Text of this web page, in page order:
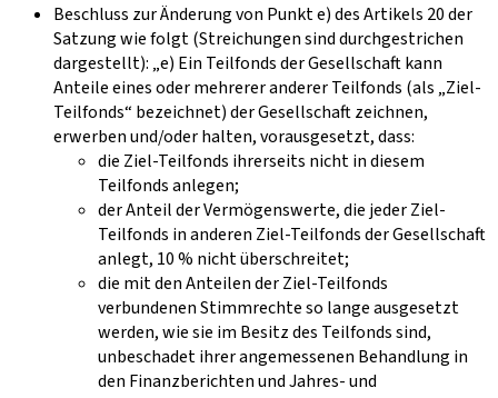
Beschluss zur Änderung von Punkt e) des Artikels 20 der
Satzung wie folgt (Streichungen sind durchgestrichen
dargestellt): „e) Ein Teilfonds der Gesellschaft kann
Anteile eines oder mehrerer anderer Teilfonds (als „Ziel-
Teilfonds“ bezeichnet) der Gesellschaft zeichnen,
erwerben und/oder halten, vorausgesetzt, dass:
die Ziel-Teilfonds ihrerseits nicht in diesem
Teilfonds anlegen;
der Anteil der Vermögenswerte, die jeder Ziel-
Teilfonds in anderen Ziel-Teilfonds der Gesellschaft
anlegt, 10 % nicht überschreitet;
die mit den Anteilen der Ziel-Teilfonds
verbundenen Stimmrechte so lange ausgesetzt
werden, wie sie im Besitz des Teilfonds sind,
unbeschadet ihrer angemessenen Behandlung in
den Finanzberichten und Jahres- und